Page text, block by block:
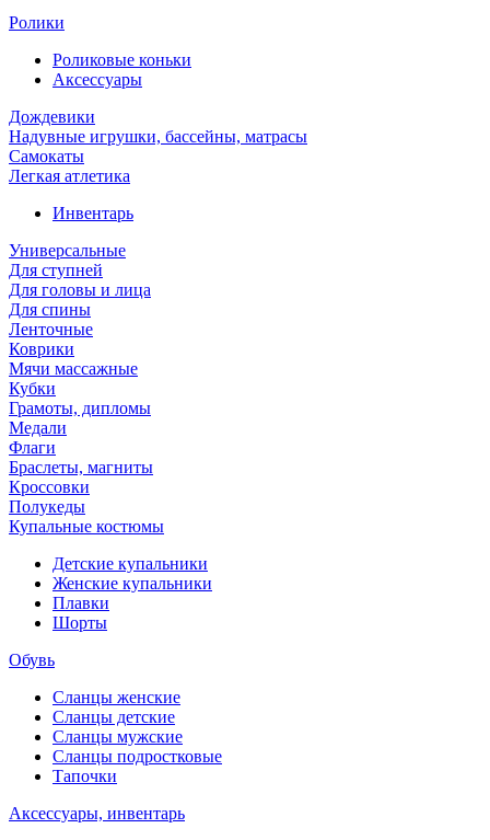
Ролики
Роликовые коньки
Аксессуары
Дождевики
Надувные игрушки, бассейны, матрасы
Самокаты
Легкая атлетика
Инвентарь
Универсальные
Для ступней
Для головы и лица
Для спины
Ленточные
Коврики
Мячи массажные
Кубки
Грамоты, дипломы
Медали
Флаги
Браслеты, магниты
Кроссовки
Полукеды
Купальные костюмы
Детские купальники
Женские купальники
Плавки
Шорты
Обувь
Сланцы женские
Сланцы детские
Сланцы мужские
Сланцы подростковые
Тапочки
Аксессуары, инвентарь